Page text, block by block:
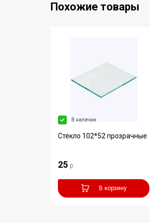
Похожие товары
В наличии
Стекло 102*52 прозрачные
25 р.
В корзину